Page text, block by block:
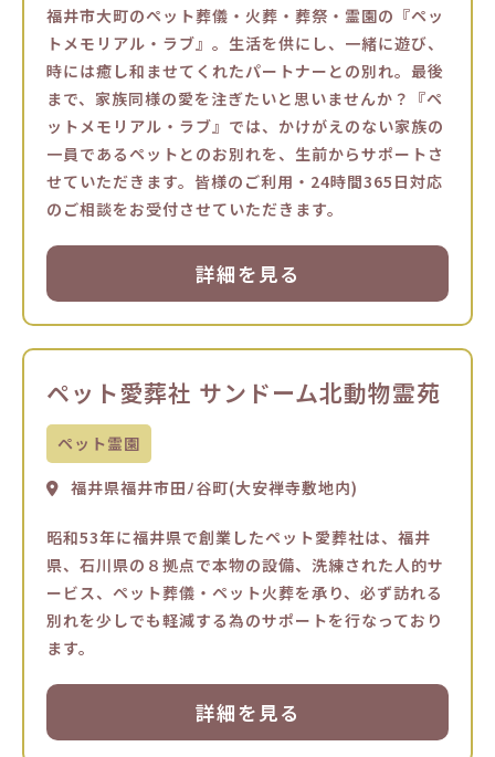
福井市大町のペット葬儀・火葬・葬祭・霊園の『ペッ
トメモリアル・ラブ』。生活を供にし、一緒に遊び、
時には癒し和ませてくれたパートナーとの別れ。最後
まで、家族同様の愛を注ぎたいと思いませんか？『ペ
ットメモリアル・ラブ』では、かけがえのない家族の
一員であるペットとのお別れを、生前からサポートさ
せていただきます。皆様のご利用・24時間365日対応
のご相談をお受付させていただきます。
詳細を見る
ペット愛葬社 サンドーム北動物霊苑
ペット霊園
福井県福井市田ﾉ谷町(大安禅寺敷地内)
昭和53年に福井県で創業したペット愛葬社は、福井
県、石川県の８拠点で本物の設備、洗練された人的サ
ービス、ペット葬儀・ペット火葬を承り、必ず訪れる
別れを少しでも軽減する為のサポートを行なっており
ます。
詳細を見る